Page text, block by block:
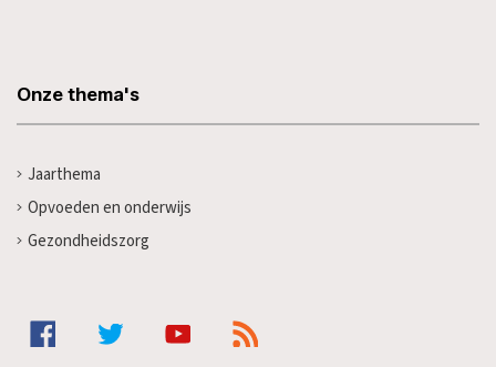
Onze thema's
Jaarthema
Opvoeden en onderwijs
Gezondheidszorg